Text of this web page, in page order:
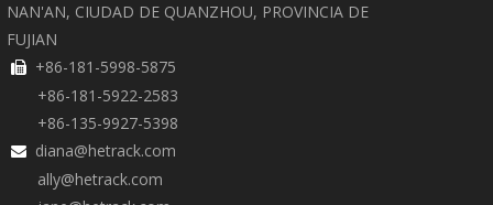
NAN'AN, CIUDAD DE QUANZHOU, PROVINCIA DE
FUJIAN

+86-181-5998-5875
+86-181-5922-2583
+86-135-9927-5398

diana@hetrack.com
ally@hetrack.com